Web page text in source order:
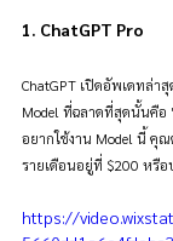
1. ChatGPT Pro
ChatGPT เปิดอัพเดทล่า
Model ที่ฉลาดที่สุดนั้นคือ
อยากใช้งาน Model นี้ คุ
รายเดือนอยู่ที่ $200 หรื
https://